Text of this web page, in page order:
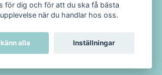
för dig och för att du ska få bästa
när du handlar hos oss.
alla Inställningar